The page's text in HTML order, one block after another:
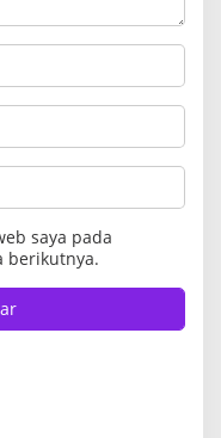
saya pada
berikutnya.